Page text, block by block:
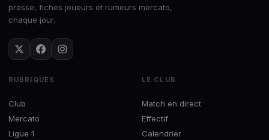
presse, fiches joueurs et rumeurs mercato,
chaque jour.
RUBRIQUES
Club
Mercato
Ligue 1
LE CLUB
Match en direct
Effectif
Calendrier